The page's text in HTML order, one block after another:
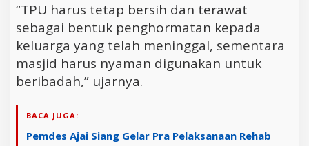
“TPU harus tetap bersih dan terawat
sebagai bentuk penghormatan kepada
keluarga yang telah meninggal, sementara
masjid harus nyaman digunakan untuk
beribadah,” ujarnya.
BACA JUGA:
Pemdes Ajai Siang Gelar Pra Pelaksanaan Rehab